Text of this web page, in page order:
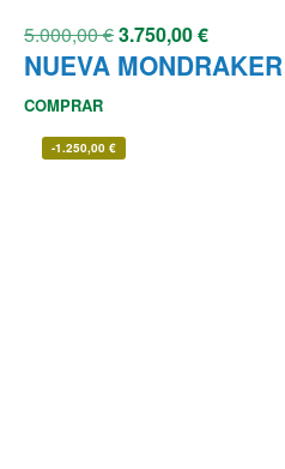
5.000,00€3.750,00€
NUEVA
COMPRAR
-1.250,00 €